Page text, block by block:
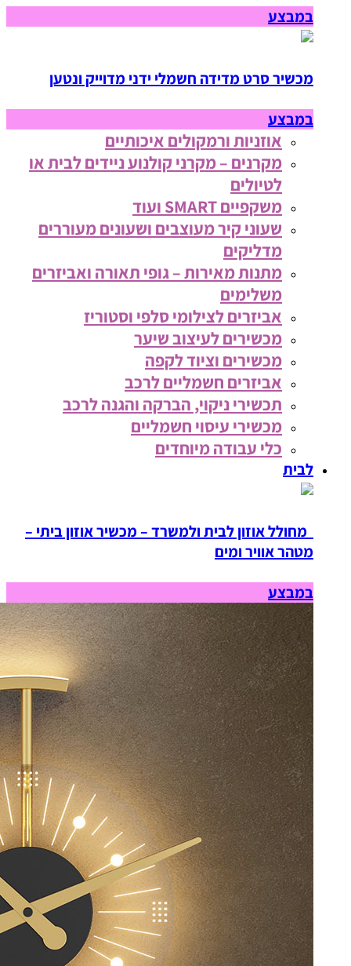
במבצע
מכשיר סרט מדידה חשמלי ידני מדוייק ונטען
במבצע
אוזניות ורמקולים איכותיים
מקרנים – מקרני קולנוע ניידים לבית או
לטיולים
משקפיים SMART ועוד
שעוני קיר מעוצבים ושעונים מעוררים
מדליקים
מתנות מאירות – גופי תאורה ואביזרים
משלימים
אביזרים לצילומי סלפי וסטוריז
מכשירים לעיצוב שיער
מכשירים וציוד לקפה
אביזרים חשמליים לרכב
תכשירי ניקוי, הברקה והגנה לרכב
מכשירי עיסוי חשמליים
כלי עבודה מיוחדים
לבית
מחולל אוזון לבית ולמשרד – מכשיר אוזון ביתי –
מטהר אוויר ומים
במבצע